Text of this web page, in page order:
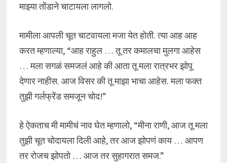
माझ्या तोंडाने चाटायला लागलो.
मामीला आपली चूत चाटवायला मजा येत होती. त्या आह आह
करत म्हणाल्या, “आह राहुल … तू तर कमालचा मुलगा आहेस
… मला सगळं समजलं आहे की आता तू मला रात्रभर झोपू
देणार नाहीस. आज विसर की तू माझा भाचा आहेस. मला फक्त
तुझी गर्लफ्रेंड समजून चोद!”
हे ऐकताच मी मामीचं नाव घेत म्हणालो, “मीना राणी, आज तू मला
तुझी चूत चोदायला दिली आहे, तर आज झोपणं काय … आपण
तर रोजच झोपतो … आज तर सुहागरात समज.”